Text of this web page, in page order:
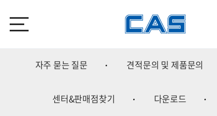
자주 묻는 질문 견적문의 및 제품문의
센터&판매점찾기 다운로드